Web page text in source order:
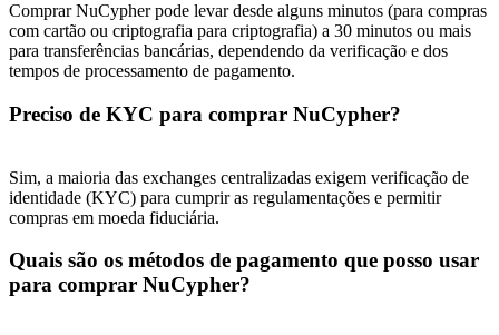
BTC Welcome Rewards
Deposit & Trade BTC to Share 25000 USDT prize pool!
Share 500000 CASHCAT prize pool
Exclusive for BitMart Users
Comprar NuCypher pode levar desde alguns minutos (para compras
com cartão ou criptografia para criptografia) a 30 minutos ou mais
para transferências bancárias, dependendo da verificação e dos
tempos de processamento de pagamento.
Preciso de KYC para comprar NuCypher?
Sim, a maioria das exchanges centralizadas exigem verificação de
identidade (KYC) para cumprir as regulamentações e permitir
compras em moeda fiduciária.
Quais são os métodos de pagamento que posso usar
para comprar NuCypher?